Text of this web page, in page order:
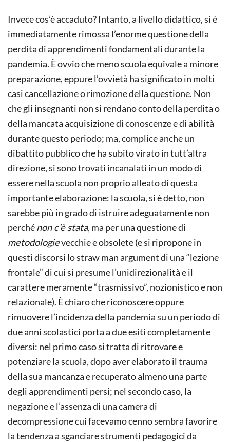
Invece cos’è accaduto? Intanto, a livello didattico, si è
immediatamente rimossa l’enorme questione della
perdita di apprendimenti fondamentali durante la
pandemia. È ovvio che meno scuola equivale a minore
preparazione, eppure l’ovvietà ha significato in molti
casi cancellazione o rimozione della questione. Non
che gli insegnanti non si rendano conto della perdita o
della mancata acquisizione di conoscenze e di abilità
durante questo periodo; ma, complice anche un
dibattito pubblico che ha subito virato in tutt’altra
direzione, si sono trovati incanalati in un modo di
essere nella scuola non proprio alleato di questa
importante elaborazione: la scuola, si è detto, non
sarebbe più in grado di istruire adeguatamente non
perchénon c’è stata, ma per una questione di
metodologievecchie e obsolete (e si ripropone in
questi discorsi lo straw man argument di una “lezione
frontale” di cui si presume l’unidirezionalità e il
carattere meramente “trasmissivo”, nozionistico e non
relazionale). È chiaro che riconoscere oppure
rimuovere l’incidenza della pandemia su un periodo di
due anni scolastici porta a due esiti completamente
diversi: nel primo caso si tratta di ritrovare e
potenziare la scuola, dopo aver elaborato il trauma
della sua mancanza e recuperato almeno una parte
degli apprendimenti persi; nel secondo caso, la
negazione e l’assenza di una camera di
decompressione cui facevamo cenno sembra favorire
la tendenza a sganciare strumenti pedagogici da